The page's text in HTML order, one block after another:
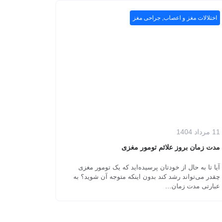
اختلالات مغز و اعصاب, جراحی مغز
11 مرداد 1404
مدت زمان بروز علائم تومور مغزی
آیا تا به حال از خودتان پرسیده‌اید که یک تومور مغزی
چقدر می‌تواند رشد کند بدون اینکه متوجه آن شوید؟ به
عبارتی مدت زمان…